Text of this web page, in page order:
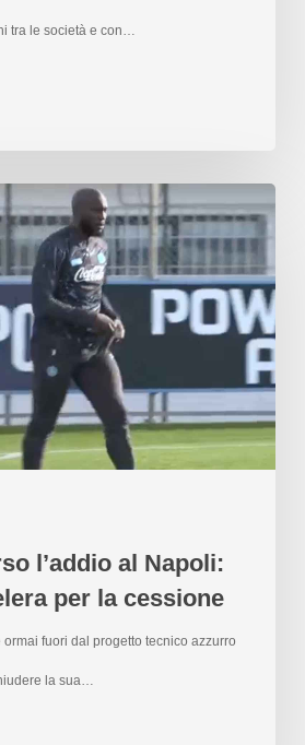
tra le società e con…
l’addio al Napoli:
per la cessione
ormai fuori dal progetto tecnico azzurro
la sua…